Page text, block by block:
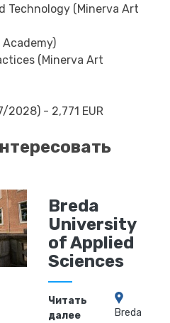
Technology (Minerva Art
(Minerva Art
- 2,771 EUR
Breda
University
of Applied
Sciences
Читать
далее
Breda